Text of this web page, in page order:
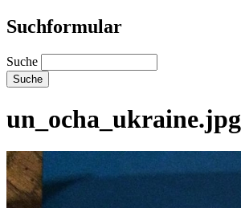
Suchformular
Suche
un_ocha_ukraine.jpg